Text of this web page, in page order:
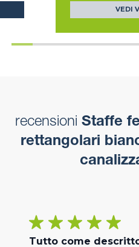
VEDI
recensioni Staffe
rettangolari
Tutto come